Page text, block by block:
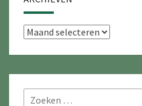
Archieven
Zoeken